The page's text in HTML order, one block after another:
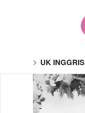
UK INGGRIS